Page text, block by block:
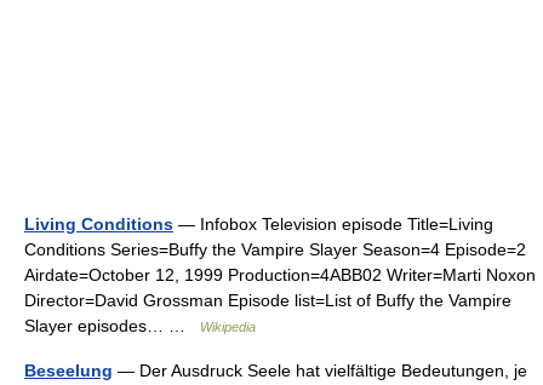
Living Conditions — Infobox Television episode Title=Living
Conditions Series=Buffy the Vampire Slayer Season=4 Episode=2
Airdate=October 12, 1999 Production=4ABB02 Writer=Marti Noxon
Director=David Grossman Episode list=List of Buffy the Vampire
Slayer episodes… …
Wikipedia
Beseelung — Der Ausdruck Seele hat vielfältige Bedeutungen, je